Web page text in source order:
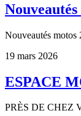
Nouveautés
19 mars 2026
ESPACE
PRÈS DE CHEZ